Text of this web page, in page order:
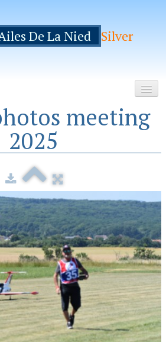
De La Nied
Silver
meeting
2025